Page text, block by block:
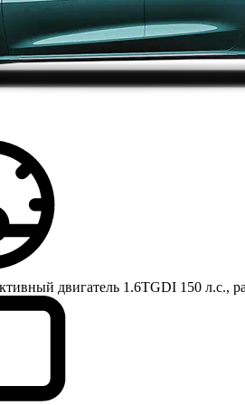
двигатель 1.6TGDI 150 л.с.,